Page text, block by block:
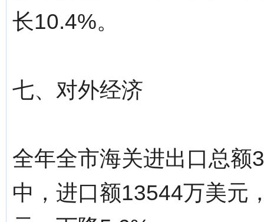
长10.4%。
七、对外经济
全年全市海关进出口总额
中，进口额13544万美元